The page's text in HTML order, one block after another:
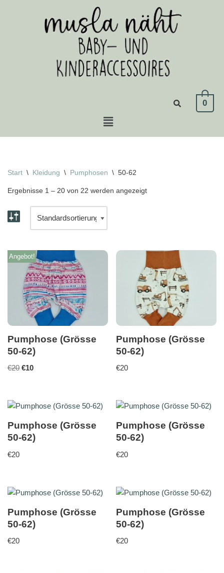
0
Start \ Kleidung \ Pumphosen \ 50-62
Ergebnisse 1 – 20 von 22 werden angezeigt
Angebot!
Pumphose (Grösse
50-62)
€20 €10
Pumphose (Grösse
50-62)
€20
Pumphose (Grösse
50-62)
€20
Pumphose (Grösse
50-62)
€20
Pumphose (Grösse
50-62)
€20
Pumphose (Grösse
50-62)
€20